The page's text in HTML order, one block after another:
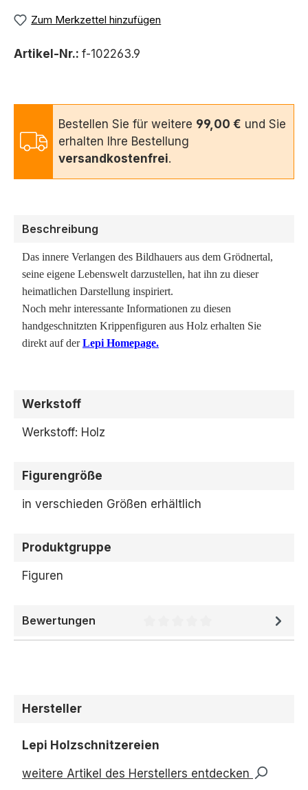
Zum Merkzettel hinzufügen
Artikel-Nr.: f-102263.9
Bestellen Sie für weitere 99,00 € und Sie
erhalten Ihre Bestellung
versandkostenfrei.
Beschreibung
Das innere Verlangen des Bildhauers aus dem Grödnertal,
seine eigene Lebenswelt darzustellen, hat ihn zu dieser
heimatlichen Darstellung inspiriert.
Noch mehr interessante Informationen zu diesen
handgeschnitzten Krippenfiguren aus Holz erhalten Sie
direkt auf derLepi Homepage.
Werkstoff
Werkstoff: Holz
Figurengröße
in verschieden Größen erhältlich
Produktgruppe
Figuren
Bewertungen
Durchschnittliche Bewertung
Hersteller
Lepi Holzschnitzereien
weitere Artikel des Herstellers entdecken